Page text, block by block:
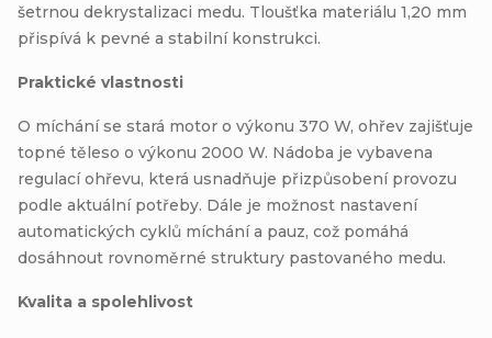
šetrnou dekrystalizaci medu. Tloušťka materiálu 1,20 mm
přispívá k pevné a stabilní konstrukci.
Praktické vlastnosti
O míchání se stará motor o výkonu 370 W, ohřev zajišťuje
topné těleso o výkonu 2000 W. Nádoba je vybavena
regulací ohřevu, která usnadňuje přizpůsobení provozu
podle aktuální potřeby. Dále je možnost nastavení
automatických cyklů míchání a pauz, což pomáhá
dosáhnout rovnoměrné struktury pastovaného medu.
Kvalita a spolehlivost